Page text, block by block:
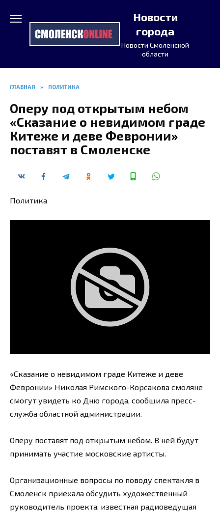
содержанию
Новости
города
Новости Смоленской
области
ГЛАВНАЯ » ПОЛИТИКА
Оперу под открытым небом
«Сказание о невидимом граде
Китеже и деве Февронии»
поставят в Смоленске
Политика
«Сказание о невидимом граде Китеже и деве
Февронии» Николая Римского-Корсакова смоляне
смогут увидеть ко Дню города, сообщила пресс-
служба областной администрации.
Оперу поставят под открытым небом. В ней будут
принимать участие московские артисты.
Организационные вопросы по поводу спектакля в
Смоленск приехала обсудить художественный
руководитель проекта, известная радиоведущая